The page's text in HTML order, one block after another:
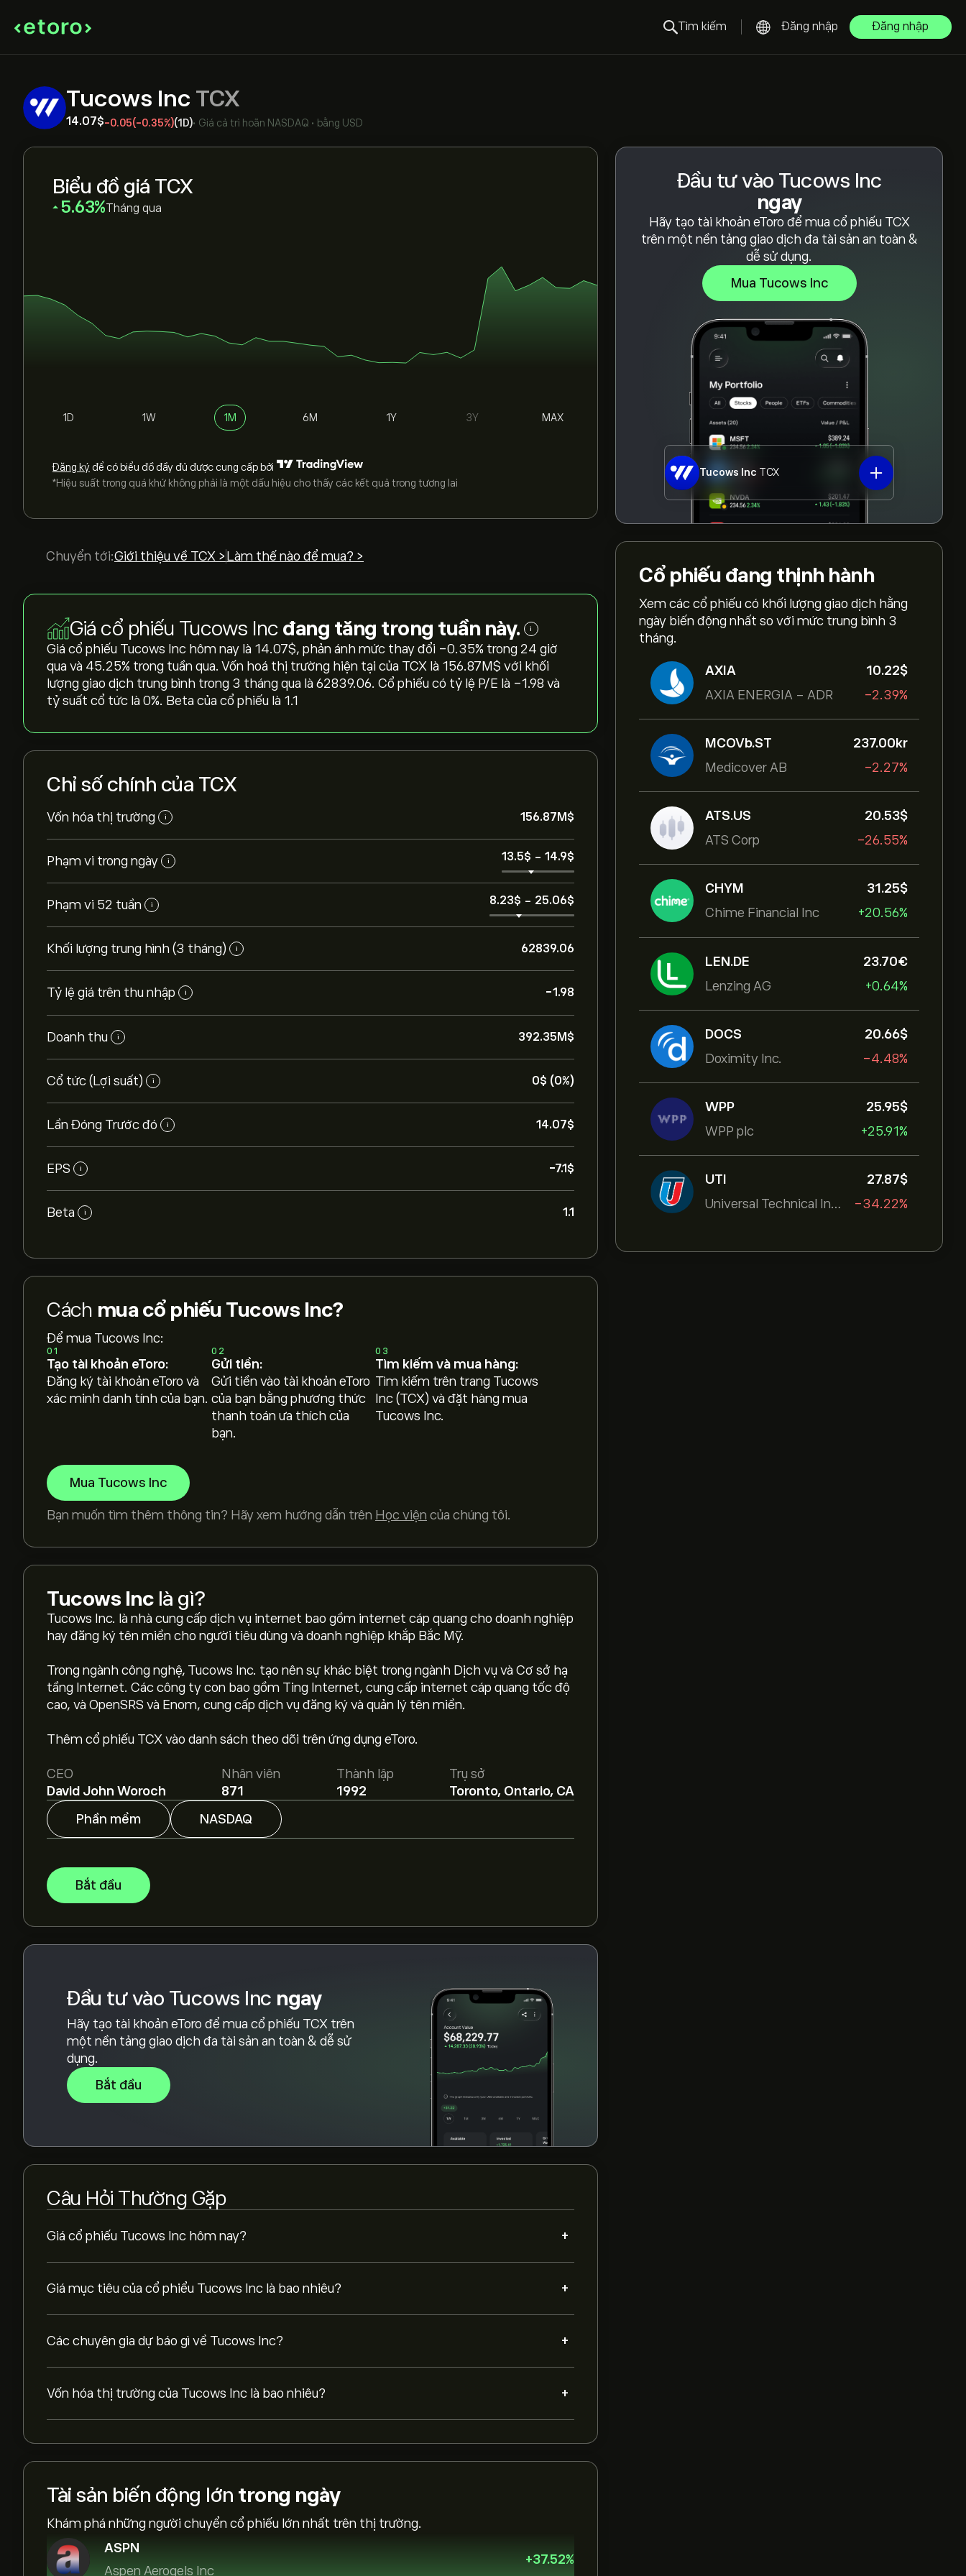
Tìm kiếm Đăng nhập Đăng nhập
Tucows Inc TCX
14.07‎$‎-0.05(-0.35%)(1D)• Giá cả trì hoãn NASDAQ • bằng USD
Đầu tư vào Tucows Inc
ngay
Hãy tạo tài khoản eToro để mua cổ phiếu TCX
trên một nền tảng giao dịch đa tài sản an toàn &
dễ sử dụng.
Mua Tucows Inc
Tucows Inc TCX
Cổ phiếu đang thịnh hành
Xem các cổ phiếu có khối lượng giao dịch hằng
ngày biến động nhất so với mức trung bình 3
tháng.
AXIA
AXIA ENERGIA - ADR
10.22‎$‎
-2.39%
MCOVb.ST
Medicover AB
237.00‎kr‎
-2.27%
ATS.US
ATS Corp
20.53‎$‎
-26.55%
CHYM
Chime Financial Inc
31.25‎$‎
+20.56%
LEN.DE
Lenzing AG
23.70‎€‎
+0.64%
DOCS
Doximity Inc.
20.66‎$‎
-4.48%
WPP
WPP plc
25.95‎$‎
+25.91%
UTI
Universal Technical Institut
27.87‎$‎
-34.22%
Biểu đồ giá TCX
‎5.63‎ Tháng qua
1D 1W 1M 6M 1Y 3Y MAX
Đăng ký để có biểu đồ đầy đủ được cung cấp bởi
*Hiệu suất trong quá khứ không phải là một dấu hiệu cho thấy các kết quả trong tương lai
Chuyển tới:Giới thiệu về TCX > Làm thế nào để mua? >
Giá cổ phiếu Tucows Inc đang tăng trong tuần này. i
Giá cổ phiếu Tucows Inc hôm nay là 14.07‎$‎, phản ánh mức thay đổi ‎-0.35‎% trong 24 giờ
qua và ‎45.25‎% trong tuần qua. Vốn hoá thị trường hiện tại của TCX là 156.87M‎$‎ với khối
lượng giao dịch trung bình trong 3 tháng qua là 62839.06. Cổ phiếu có tỷ lệ P/E là -1.98 và
tỷ suất cổ tức là 0%. Beta của cổ phiếu là 1.1
Chỉ số chính của TCX
Vốn hóa thị trường i 156.87M‎$‎
Phạm vi trong ngày i 13.5‎$‎ - 14.9‎$‎
Phạm vi 52 tuần i 8.23‎$‎ - 25.06‎$‎
Khối lượng trung hình (3 tháng) i 62839.06
Tỷ lệ giá trên thu nhập i -1.98
Doanh thu i 392.35M‎$‎
Cổ tức (Lợi suất) i 0‎$‎ (0%)
Lần Đóng Trước đó i 14.07‎$‎
EPS i -7.1‎$‎
Beta i 1.1
Cách mua cổ phiếu Tucows Inc?
Để mua Tucows Inc:
01
Tạo tài khoản eToro:
Đăng ký tài khoản eToro và
xác minh danh tính của bạn.
02
Gửi tiền:
Gửi tiền vào tài khoản eToro
của bạn bằng phương thức
thanh toán ưa thích của
bạn.
03
Tìm kiếm và mua hàng:
Tìm kiếm trên trang Tucows
Inc (TCX) và đặt hàng mua
Tucows Inc.
Mua Tucows Inc
Bạn muốn tìm thêm thông tin? Hãy xem hướng dẫn trên Học viện của chúng tôi.
Tucows Inclà gì?
Tucows Inc. là nhà cung cấp dịch vụ internet bao gồm internet cáp quang cho doanh nghiệp
hay đăng ký tên miền cho người tiêu dùng và doanh nghiệp khắp Bắc Mỹ.
Trong ngành công nghệ, Tucows Inc. tạo nên sự khác biệt trong ngành Dịch vụ và Cơ sở hạ
tầng Internet. Các công ty con bao gồm Ting Internet, cung cấp internet cáp quang tốc độ
cao, và OpenSRS và Enom, cung cấp dịch vụ đăng ký và quản lý tên miền.
Thêm cổ phiếu TCX vào danh sách theo dõi trên ứng dụng eToro.
CEO
David John Woroch
Nhân viên
871
Thành lập
1992
Trụ sở
Toronto, Ontario, CA
Phần mềm
NASDAQ
Bắt đầu
Đầu tư vào Tucows Inc ngay
Hãy tạo tài khoản eToro để mua cổ phiếu TCX trên
một nền tảng giao dịch đa tài sản an toàn & dễ sử
dụng.
Bắt đầu
Câu Hỏi Thường Gặp
Giá cổ phiếu Tucows Inc hôm nay? +
Giá TCX hôm nay là 14.07‎$‎.
Giá mục tiêu của cổ phiểu Tucows Inc là bao nhiêu? +
tiết của chuyên gia và giá mục tiêu.
Các chuyên gia dự báo gì về Tucows Inc? +
Các chuyên gia dự báo giá Tucows Inc dựa trên xu hướng thị trường, báo cáo tài chính và dự
kiến tăng trưởng. Hãy kiểm tra dự báo mới nhất về giá tương lai.
Vốn hóa thị trường của Tucows Inc là bao nhiêu? +
Vốn hóa thị trường của Tucows Inc là 156.87M‎$‎
Tài sản biến động lớn trong ngày
Khám phá những người chuyển cổ phiếu lớn nhất trên thị trường.
ASPN
Aspen Aerogels Inc
+37.52%